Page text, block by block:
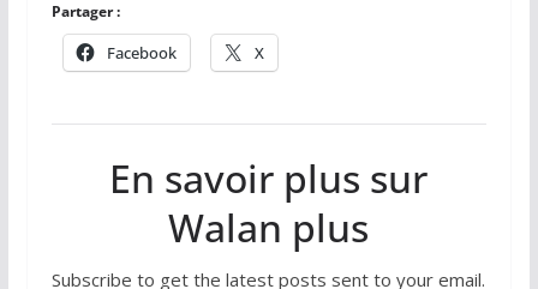
Partager :
Facebook X
En savoir plus sur
Walan plus
Subscribe to get the latest posts sent to your email.